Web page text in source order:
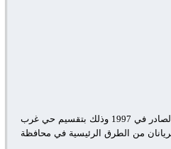
حي العمرانية هو أحد أحياء محافظة الجيزة ، تم إنشاء الحي بناءا على قرار السيد الأستاذ / رئيس مجلس الوزراء رقـــــم ( 2501 ) الصادر في 1997 وذلك بتقسيم حي غرب
باحتوائه على شريانان من الطرق الرئيسية في محافظة